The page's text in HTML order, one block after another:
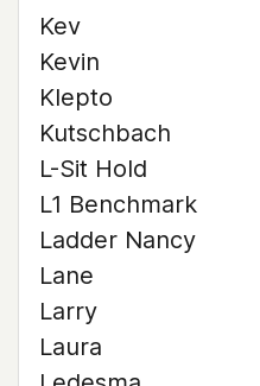
Kev
Kevin
Klepto
Kutschbach
L-Sit Hold
L1 Benchmark
Ladder Nancy
Lane
Larry
Laura